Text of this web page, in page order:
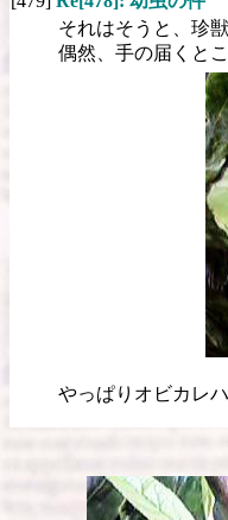
それはそうと、珍
偶然、手の届くと
やっぱりオビカレ